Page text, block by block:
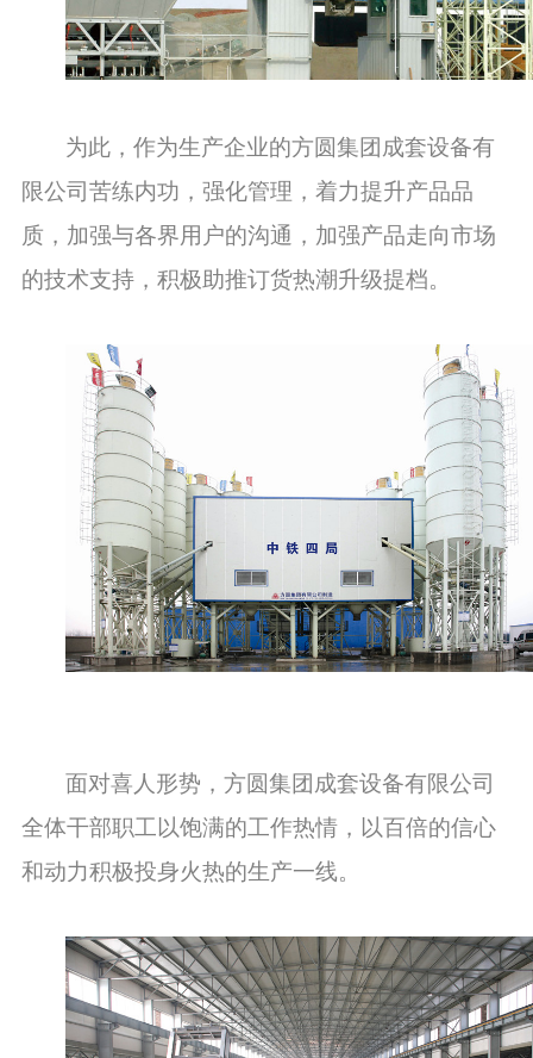
为此，作为生产企业的方圆集团成套设备有
限公司苦练内功 ，强化管理，着力提升产品品
质 ， 加强与各界用户的沟通 ，加强产品走向市场
的技术支持，积极助推订货热潮升级提档。
面对喜人形势，方圆集团成套设备有限公司
全体干部职工以饱满的工作热情， 以百倍的信心
和动力积极投身火热的生产一线。